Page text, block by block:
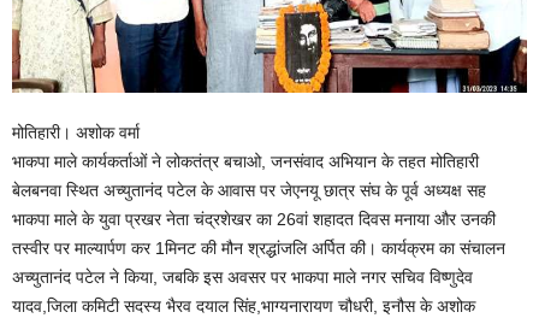
मोतिहारी। अशोक वर्मा
भाकपा माले कार्यकर्ताओं ने लोकतंत्र बचाओ, जनसंवाद अभियान के तहत मोतिहारी
बेलबनवा स्थित अच्युतानंद पटेल के आवास पर जेएनयू छात्र संघ के पूर्व अध्यक्ष सह
भाकपा माले के युवा प्रखर नेता चंद्रशेखर का 26वां शहादत दिवस मनाया और उनकी
तस्वीर पर माल्यार्पण कर 1मिनट की मौन श्रद्धांजलि अर्पित की। कार्यक्रम का संचालन
अच्युतानंद पटेल ने किया, जबकि इस अवसर पर भाकपा माले नगर सचिव विष्णुदेव
यादव,जिला कमिटी सदस्य भैरव दयाल सिंह,भाग्यनारायण चौधरी, इनौस के अशोक